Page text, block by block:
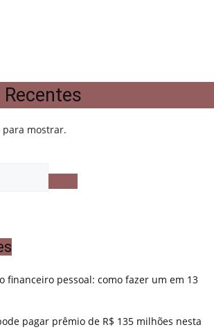
mostrar.
financeiro pessoal: como fazer um em 13
pagar prêmio de R$ 135 milhões nesta